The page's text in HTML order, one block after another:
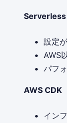
設定
AWS
パフ
AWS CDK
イン